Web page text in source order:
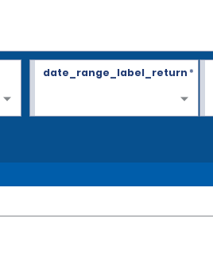
date_range_label_return *